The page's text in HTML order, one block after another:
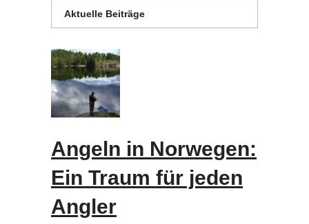
Aktuelle Beiträge
Angeln in Norwegen:
Ein Traum für jeden
Angler